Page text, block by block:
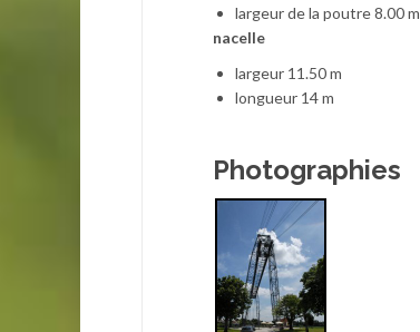
largeur de la poutre 8.00 m
nacelle
largeur 11.50 m
longueur 14 m
Photographies